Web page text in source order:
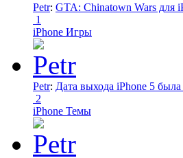
Petr: GTA: Chinatown Wars для
1
iPhone Игры
Petr: Дата выхода iPhone 5
2
iPhone Темы